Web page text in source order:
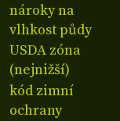
nároky na
vlhkost půdy
USDA zóna
(nejnižší)
kód zimní
ochrany